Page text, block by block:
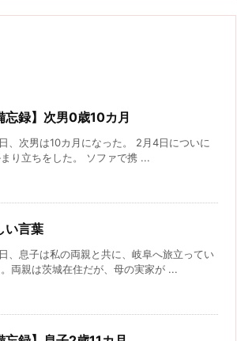
忘録】次男0歳10カ月
、次男は10カ月になった。 2月4日についに
り立ちをした。 ソファで携 ...
い言葉
、息子は私の両親と共に、岐阜へ旅立ってい
。両親は茨城在住だが、母の実家が ...